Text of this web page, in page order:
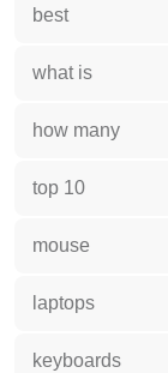
best
what is
how many
top 10
mouse
laptops
keyboards